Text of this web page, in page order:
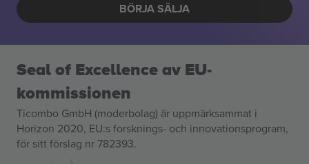
BÖRJA SÄLJA
Seal of Excellence av EU-
kommissionen
Ticombo GmbH (moderbolag) är uppmärksammat i
Horizon 2020, EU:s forsknings- och innovationsprogram,
för sitt förslag nr 782393.